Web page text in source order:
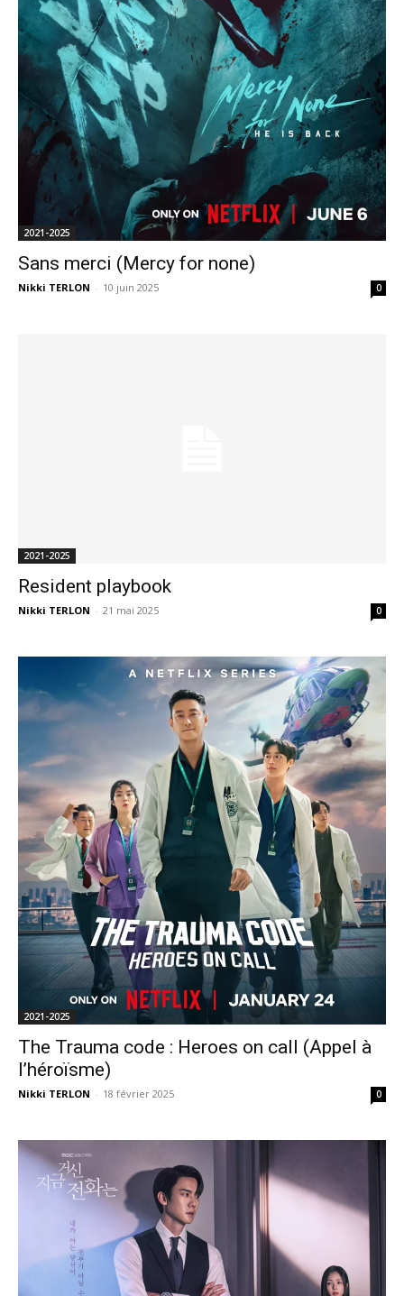
2021-2025
Sans merci (Mercy for none)
Nikki TERLON - 10 juin 2025 0
2021-2025
Resident playbook
Nikki TERLON - 21 mai 2025 0
2021-2025
The Trauma code : Heroes on call (Appel à
l’héroïsme)
Nikki TERLON - 18 février 2025 0